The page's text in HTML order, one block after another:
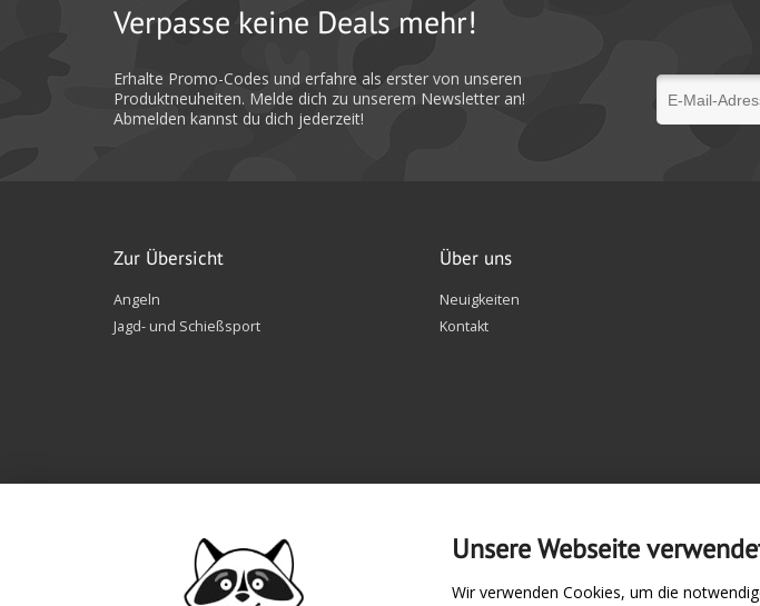
Verpasse keine Deals mehr!
Erhalte Promo-Codes und erfahre als erster von unseren
Produktneuheiten. Melde dich zu unserem Newsletter an!
Abmelden kannst du dich jederzeit!
Zur Übersicht
Angeln
Jagd- und Schießsport
Über uns
Neuigkeiten
Kontakt
Unsere Webseite
Wir verwenden Cookies, um die